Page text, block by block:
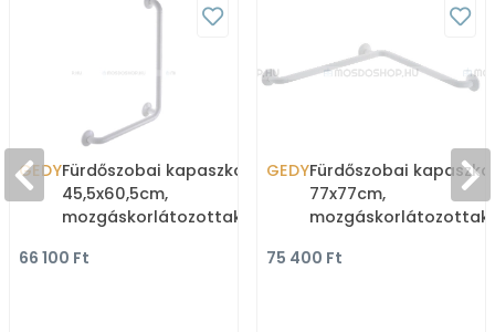
GEDYFürdőszobai kapaszkodó
45,5x60,5cm,
mozgáskorlátozottaknak,
Fehér alumínium (4
66 100 Ft
GEDYFürdőszobai
77x77cm,
(4854-77)
75 400 Ft